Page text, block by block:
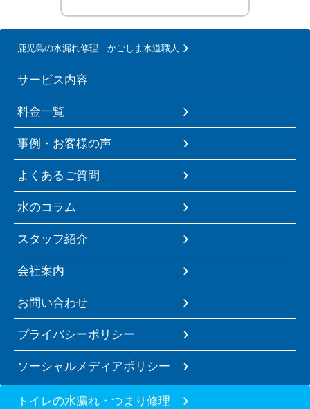
鹿児島の水漏れ修理 かごしま水道職人
サービス内容
料金一覧
事例・お客様の声
よくあるご質問
水のコラム
スタッフ紹介
会社案内
お問い合わせ
プライバシーポリシー
ソーシャルメディアポリシー
トイレの水漏れ・つまり修理